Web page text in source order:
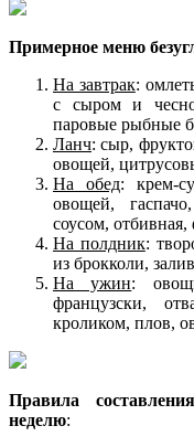
Примерное меню
На завтрак:
с сыром и
паровые рыбные
Ланч: сыр,
овощей,
На обед: крем-
овощей,
соусом,
На полдник:
из брокколи,
На ужин:
французски,
кроликом, плов,
Правила
неделю: